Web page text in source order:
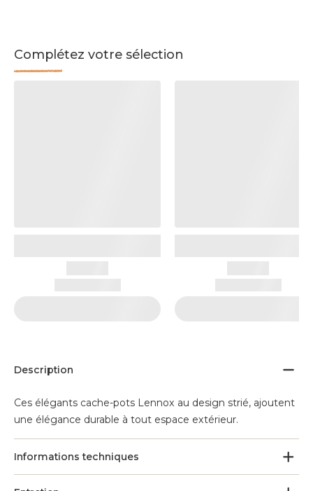
Complétez votre sélection
Description
Ces élégants cache-pots Lennox au design strié, ajoutent
une élégance durable à tout espace extérieur.
Informations techniques